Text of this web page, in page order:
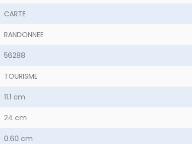
CARTE
RANDONNEE
56288
TOURISME
11.1 cm
24 cm
0.60 cm